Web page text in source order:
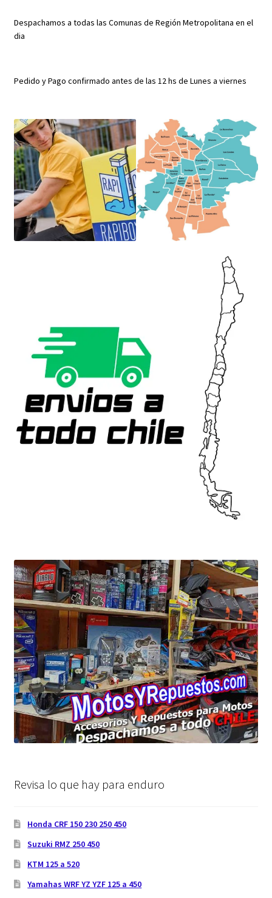
Despachamos a todas las Comunas de Región Metropolitana en el
dia
Pedido y Pago confirmado antes de las 12 hs de Lunes a viernes
Revisa lo que hay para enduro
Honda CRF 150 230 250 450
Suzuki RMZ 250 450
KTM 125 a 520
Yamahas WRF YZ YZF 125 a 450